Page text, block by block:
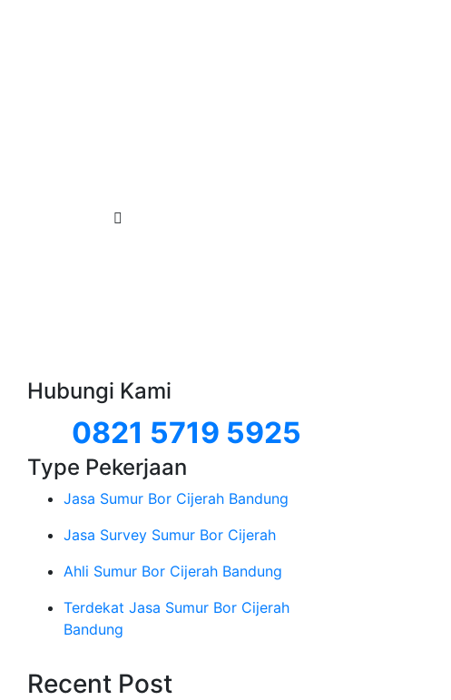
Hubungi Kami
0821 5719 5925
Type Pekerjaan
Jasa Sumur Bor Cijerah Bandung
Jasa Survey Sumur Bor Cijerah
Ahli Sumur Bor Cijerah Bandung
Terdekat Jasa Sumur Bor Cijerah
Bandung
Recent Post